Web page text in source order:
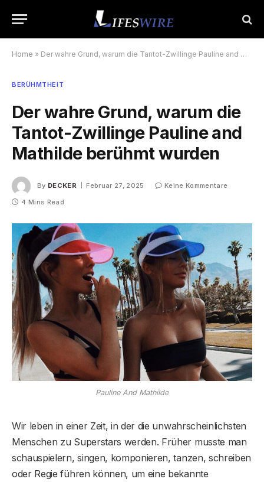
Home » Der wahre Grund, warum die Tantot-Zwillinge Pauline and Mathilde berühmt wurden
BERÜHMTHEIT
Der wahre Grund, warum die
Tantot-Zwillinge Pauline and
Mathilde berühmt wurden
By DECKER Februar 27, 2025
Keine Kommentare
4 Mins Read
Pauline And Mathilde
Wir leben in einer Zeit, in der die unwahrscheinlichsten
Menschen zu Superstars werden. Früher musste man
schauspielern, singen, komponieren, tanzen, schreiben
oder Regie führen können, um eine bekannte